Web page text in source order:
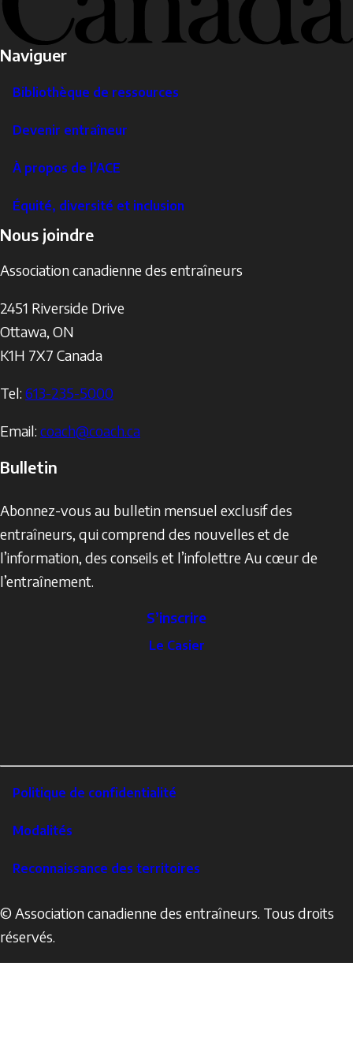
Naviguer
Bibliothèque de ressources
Devenir entraîneur
À propos de l’ACE
Équité, diversité et inclusion
Nous joindre
Association canadienne des entraîneurs
2451 Riverside Drive
Ottawa, ON
K1H 7X7 Canada
Tel: 613-235-5000
Email: coach@coach.ca
Bulletin
Abonnez-vous au bulletin mensuel exclusif des
entraîneurs, qui comprend des nouvelles et de
l’information, des conseils et l’infolettre Au cœur de
l’entraînement.
S’inscrire
Le Casier
Footer
Corporate
Politique de confidentialité
Modalités
Reconnaissance des territoires
© Association canadienne des entraîneurs. Tous droits
réservés.